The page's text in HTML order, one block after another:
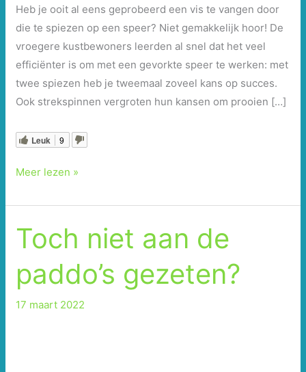
Heb je ooit al eens geprobeerd een vis te vangen door
die te spiezen op een speer? Niet gemakkelijk hoor! De
vroegere kustbewoners leerden al snel dat het veel
efficiënter is om met een gevorkte speer te werken: met
twee spiezen heb je tweemaal zoveel kans op succes.
Ook strekspinnen vergroten hun kansen om prooien […]
Leuk 9
Zo
de
vork
aan
speer!
Meer lezen »
Toch niet aan de
paddo’s gezeten?
17 maart 2022